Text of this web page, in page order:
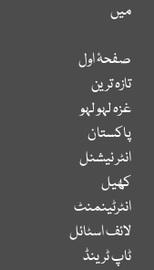
میں
صفحۂ اول
تازہ ترین
غزہ لہو لہو
پاکستان
انٹر نیشنل
کھیل
انٹرٹینمنٹ
لائف اسٹائل
ٹاپ ٹرینڈ